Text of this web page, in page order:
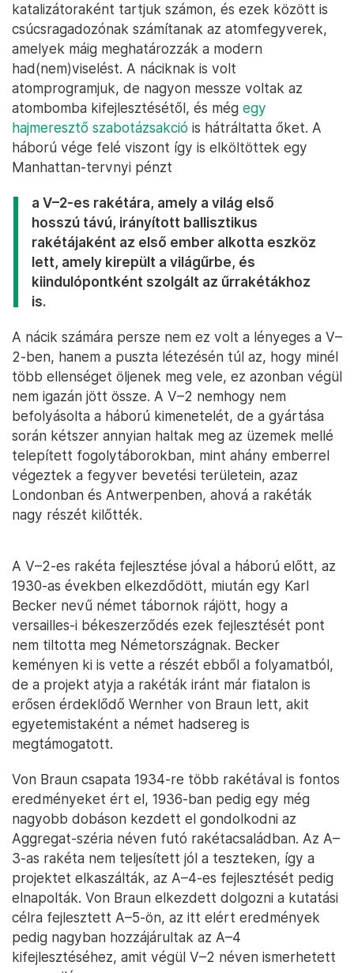
katalizátoraként tartjuk számon, és ezek között is
csúcsragadozónak számítanak az atomfegyverek,
amelyek máig meghatározzák a modern
had(nem)viselést. A náciknak is volt
atomprogramjuk, de nagyon messze voltak az
atombomba kifejlesztésétől, és még egy
hajmeresztő szabotázsakció is hátráltatta őket. A
háború vége felé viszont így is elköltöttek egy
Manhattan-tervnyi pénzt
a V–2-es rakétára, amely a világ első
hosszú távú, irányított ballisztikus
rakétájaként az első ember alkotta eszköz
lett, amely kirepült a világűrbe, és
kiindulópontként szolgált az űrrakétákhoz
is.
A nácik számára persze nem ez volt a lényeges a V–
2-ben, hanem a puszta létezésén túl az, hogy minél
több ellenséget öljenek meg vele, ez azonban végül
nem igazán jött össze. A V–2 nemhogy nem
befolyásolta a háború kimenetelét, de a gyártása
során kétszer annyian haltak meg az üzemek mellé
telepített fogolytáborokban, mint ahány emberrel
végeztek a fegyver bevetési területein, azaz
Londonban és Antwerpenben, ahová a rakéták
nagy részét kilőtték.
A V–2-es rakéta fejlesztése jóval a háború előtt, az
1930-as években elkezdődött, miután egy Karl
Becker nevű német tábornok rájött, hogy a
versailles-i békeszerződés ezek fejlesztését pont
nem tiltotta meg Németországnak. Becker
keményen ki is vette a részét ebből a folyamatból,
de a projekt atyja a rakéták iránt már fiatalon is
erősen érdeklődő Wernher von Braun lett, akit
egyetemistaként a német hadsereg is
megtámogatott.
Von Braun csapata 1934-re több rakétával is fontos
eredményeket ért el, 1936-ban pedig egy még
nagyobb dobáson kezdett el gondolkodni az
Aggregat-széria néven futó rakétacsaládban. Az A–
3-as rakéta nem teljesített jól a teszteken, így a
projektet elkaszálták, az A–4-es fejlesztését pedig
elnapolták. Von Braun elkezdett dolgozni a kutatási
célra fejlesztett A–5-ön, az itt elért eredmények
pedig nagyban hozzájárultak az A–4
kifejlesztéséhez, amit végül V–2 néven ismerhetett